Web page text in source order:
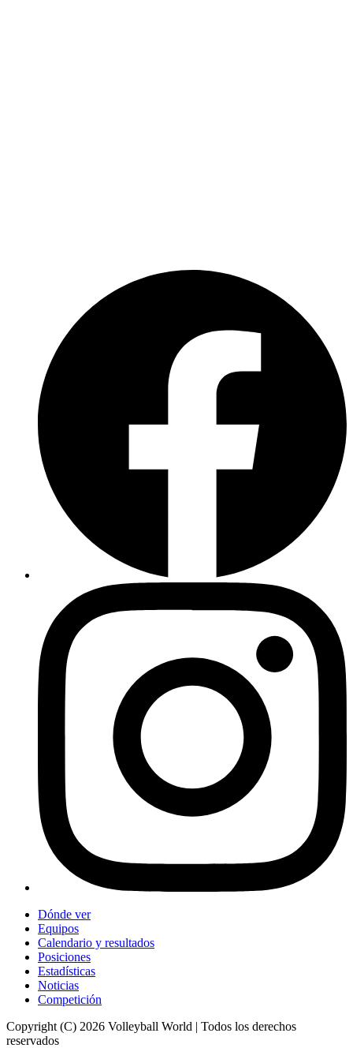
Dónde ver
Equipos
Calendario y resultados
Posiciones
Estadísticas
Noticias
Competición
Copyright (C) 2026 Volleyball World | Todos los derechos
reservados